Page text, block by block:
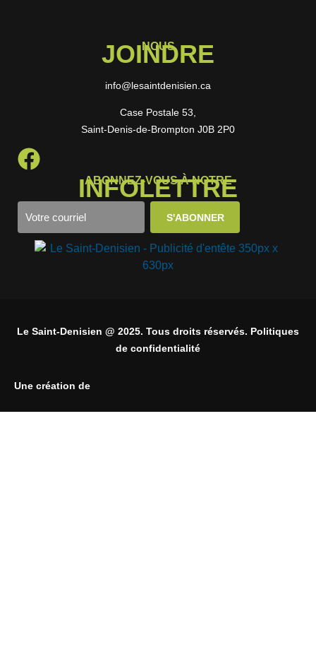
NOUS
JOINDRE
info@lesaintdenisien.ca
Case Postale 53,
Saint-Denis-de-Brompton J0B 2P0
ABONNEZ-VOUS À NOTRE
INFOLETTRE
Le Saint-Denisien @ 2025. Tous droits réservés. Politiques
de confidentialité
Une création de